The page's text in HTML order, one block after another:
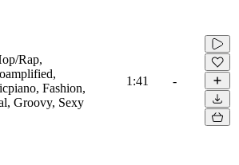
Rap,
Fashion,
Groovy, Sexy
1:41 -